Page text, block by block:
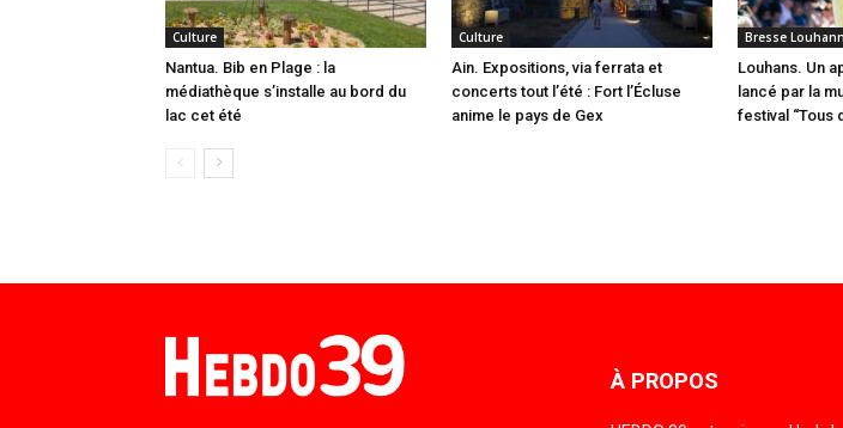
Culture
Nantua. Bib en Plage : la
médiathèque s’installe au bord du
lac cet été
Culture
Ain. Expositions, via ferrata et
concerts tout l’été : Fort l’Écluse
anime le pays de Gex
Bresse
Louhans. Un
lancé par la
festival “Tous